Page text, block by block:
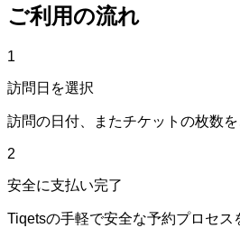
ご利用の流れ
1
訪問日を選択
訪問の日付、またチケットの枚数
2
安全に支払い完了
Tiqetsの手軽で安全な予約プロセ